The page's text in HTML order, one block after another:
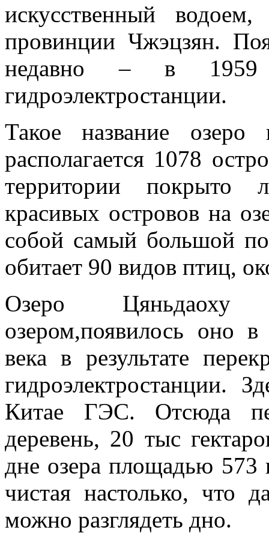
искусственный
провинции Чжэцзян.
недавно – в 1959
гидроэлектростанции.
Такое название
располагается 1078
территории покрыто
красивых островов на
собой самый большой
обитает 90 видов птиц,
Озеро Цяньдаоху
озером,появилось оно
века в результате
гидроэлектростанции.
Китае ГЭС. Отсюда
деревень, 20 тыс
дне озера площадью 573
чистая настолько, что
можно разглядеть дно.